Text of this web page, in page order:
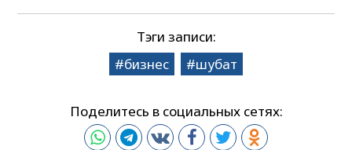
Тэги записи:
бизнес
шубат
Поделитесь в социальных сетях: